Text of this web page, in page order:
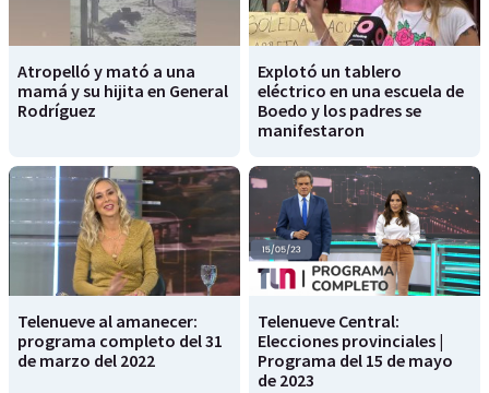
Atropelló y mató a una
mamá y su hijita en General
Rodríguez
Explotó un tablero
eléctrico en una escuela de
Boedo y los padres se
manifestaron
Telenueve al amanecer:
programa completo del 31
de marzo del 2022
Telenueve Central:
Elecciones provinciales |
Programa del 15 de mayo
de 2023